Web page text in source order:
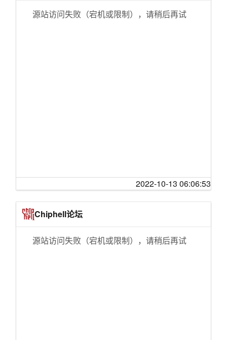
[煮酒论史]历史的变迁——从唐朝开始说起
[红袖天涯]聊聊韩国电影之三 韩战片
[三亚]终于成都还是不能免俗，初步全市静态三
[三亚]未成年人参与疫情防控，充当志愿者，合
理吗？
[生活那点事]职场妈妈的艰辛谁能懂
洱海，变清了
阳澄湖大闸蟹错过今年“中秋档”市场
一架苏-25强击机坠毁 俄国防部证实两名飞行员
死亡
钟
亚洲多地放松疫情管控开放边境
源站访问失败（宕机或限制），请稍后再试
2022-10-13 06:06:53
Chiphell论坛
源站访问失败（宕机或限制），请稍后再试